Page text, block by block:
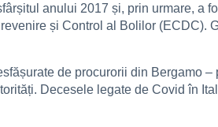
anului 2017 și, prin urmare, a
și Control al Bolilor (ECDC).
de procurorii din Bergamo
Decesele legate de Covid în